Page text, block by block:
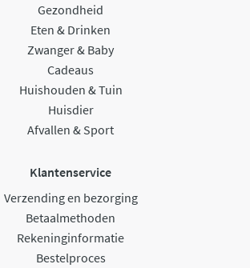
Gezondheid
Eten & Drinken
Zwanger & Baby
Cadeaus
Huishouden & Tuin
Huisdier
Afvallen & Sport
Klantenservice
Verzending en bezorging
Betaalmethoden
Rekeninginformatie
Bestelproces